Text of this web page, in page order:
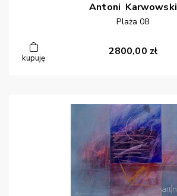
Antoni Karwowski
Plaża 08
kupuję
2800,00 zł